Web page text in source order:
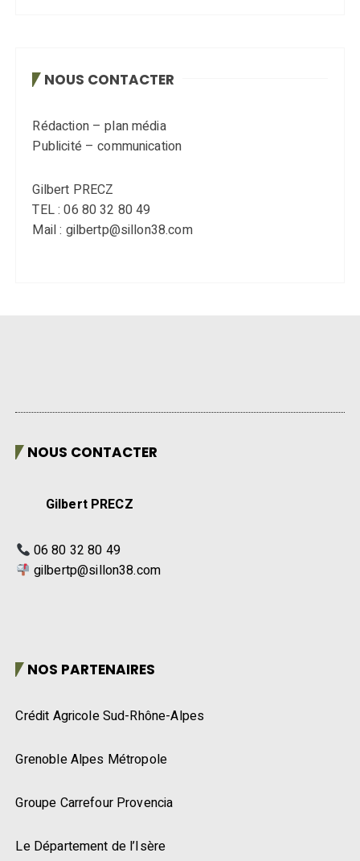
NOUS CONTACTER
Rédaction – plan média
Publicité – communication
Gilbert PRECZ
TEL : 06 80 32 80 49
Mail : gilbertp@sillon38.com
NOUS CONTACTER
Gilbert PRECZ
06 80 32 80 49
gilbertp@sillon38.com
NOS PARTENAIRES
Crédit Agricole Sud-Rhône-Alpes
Grenoble Alpes Métropole
Groupe Carrefour Provencia
Le Département de l’Isère